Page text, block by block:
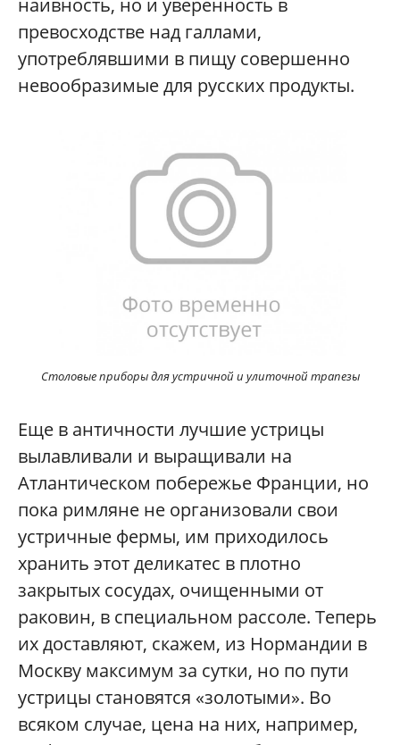
превосходстве над галлами,
употреблявшими в пищу совершенно
невообразимые для русских продукты.
Столовые приборы для устричной и улиточной трапезы
Еще в античности лучшие устрицы
вылавливали и выращивали на
Атлантическом побережье Франции, но
пока римляне не организовали свои
устричные фермы, им приходилось
хранить этот деликатес в плотно
закрытых сосудах, очищенными от
раковин, в специальном рассоле. Теперь
их доставляют, скажем, из Нормандии в
Москву максимум за сутки, но по пути
устрицы становятся «золотыми». Во
всяком случае, цена на них, например,